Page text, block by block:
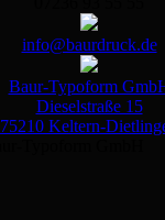
info@baurdruck.de
Baur-Typoform
Dieselstraße 15
75210 Keltern-